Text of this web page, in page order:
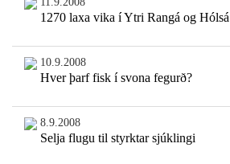
1270 laxa vika í Ytri Rangá og Hólsá
10.9.2008
Hver þarf fisk í svona fegurð?
8.9.2008
Selja flugu til styrktar sjúklingi